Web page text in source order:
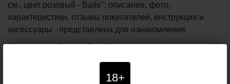
18+
см., цвет розовый - Baile": описание, фото,
характеристики, отзывы покупателей, инструкция и
аксессуары - представлена для ознакомления.
Цена товара Розовый вибратор с электростимуляцией